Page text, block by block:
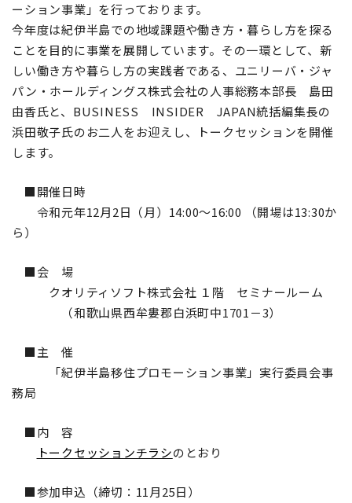
ーション事業」を行っております。
今年度は紀伊半島での地域課題や働き方・暮らし方を探る
ことを目的に事業を展開しています。その一環として、新
しい働き方や暮らし方の実践者である、ユニリーバ・ジャ
パン・ホールディングス株式会社の人事総務本部長 島田
由香氏と、BUSINESS INSIDER JAPAN統括編集長の
浜田敬子氏のお二人をお迎えし、トークセッションを開催
します。
■開催日時
令和元年12月2日（月）14:00～16:00 （開場は13:30か
ら）
■会 場
クオリティソフト株式会社 １階 セミナールーム
（和歌山県西牟婁郡白浜町中1701－3）
■主 催
「紀伊半島移住プロモーション事業」実行委員会事
務局
■内 容
トークセッションチラシのとおり
■参加申込（締切：11月25日）